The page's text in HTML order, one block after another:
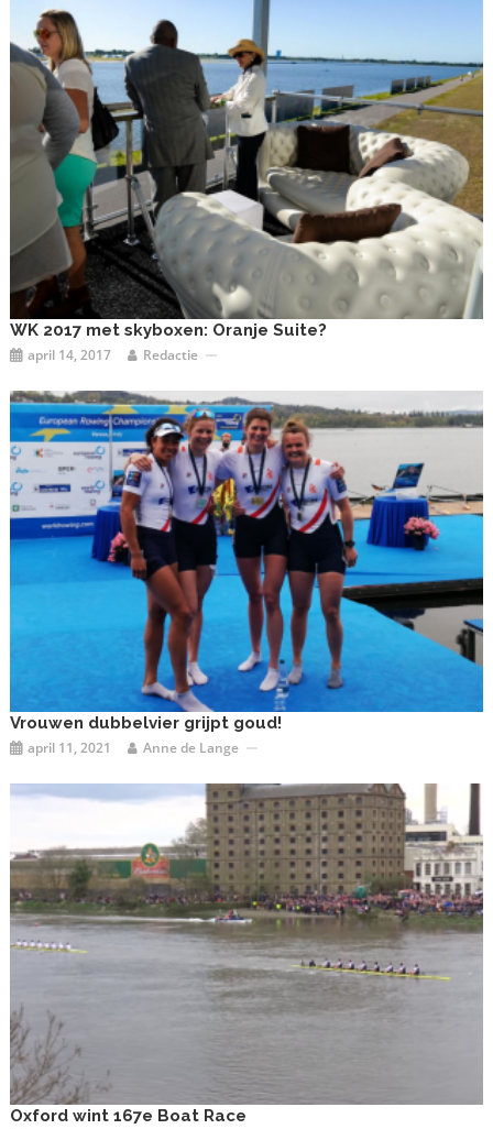
WK 2017 met skyboxen: Oranje Suite?
april 14, 2017 Redactie
Vrouwen dubbelvier grijpt goud!
april 11, 2021 Anne de Lange
Oxford wint 167e Boat Race